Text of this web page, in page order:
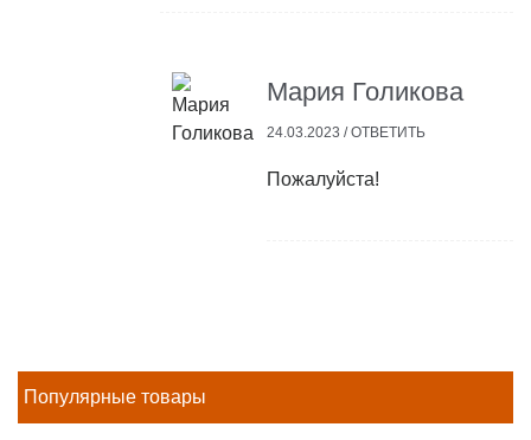
Мария Голикова
24.03.2023 /ОТВЕТИТЬ
Пожалуйста!
Популярные товары